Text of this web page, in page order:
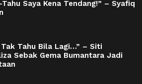
Tahu Saya Kena Tendang!” – Syafiq
Tak Tahu Bila Lagi…” – Siti
Sebak Gema Bumantara Jadi